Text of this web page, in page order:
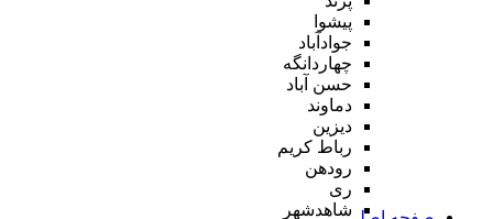
پیشوا
جوادآباد
چهاردانگه
حسن آباد
دماوند
دیزین
رباط کریم
رودهن
ری
شاهدشهر